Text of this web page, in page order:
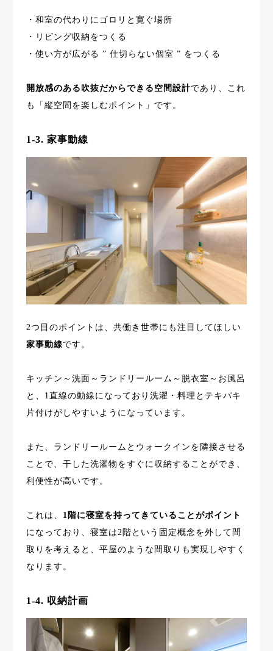
・和室の代わりにゴロリと寛ぐ場所
・リビング収納をつくる
・使い方が広がる ” 仕切らない個室 ” をつくる
開放感のある吹抜だからできる空間設計であり、これ
も「縦空間を楽しむポイント」です。
1-3. 家事動線
2つ目のポイントは、共働き世帯にも注目してほしい
家事動線です。
キッチン～洗面～ランドリールーム～脱衣室～お風呂
と、1直線の動線になっており洗濯・料理とテキパキ
片付けがしやすいようになっています。
また、ランドリールームとウォークインを隣接させる
ことで、干した洗濯物をすぐに収納することができ、
利便性が高いです。
これは、 1階に寝室を持ってきていることがポイント
になっており、寝室は2階という固定概念を外して間
取りを考えると、平屋のような間取りも実現しやすく
なります。
1-4. 収納計画